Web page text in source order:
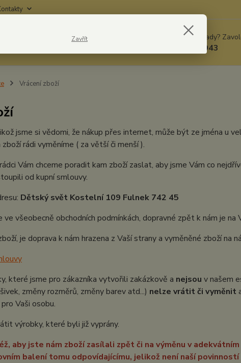
Hledat Nevíte si rady?
604278943
Vrácení zboží
jsme si vědomi, že nákup přes internet, může být ze jména u
zboží rádi vyměníme ( za větší či menší ).
Vám chceme poradit kam zboží zaslat, aby jsme Vám co
od kupní smlouvy.
Dětský svět Kostelní 109 Fulnek 742 45
ve všeobecně obchodních podmínkách, dopravné zpět k nám je na
je doprava k nám hrazena z Vaší strany a vyměněné zboží na
které jsme pro zákazníka vytvořili zakázkově a nejsou v našem
změny rozměrů, změny barev atd...) nelze vrátit či vyměnit
Vaši osobu.
výrobky, které byli již vyprány.
aby jste nám zboží zasílali zpět či na výměnu v
balení tomu odpovídajícímu, jelikož není naší
Zavřít